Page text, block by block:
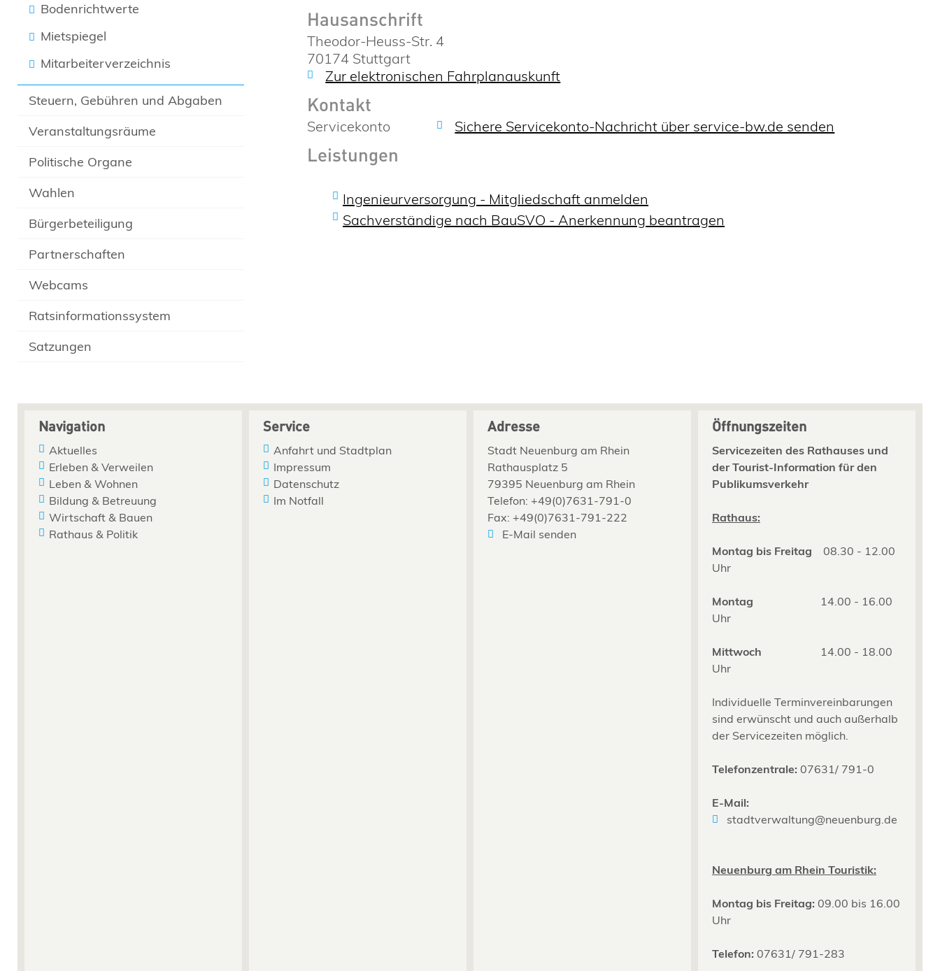
Bodenrichtwerte
Mietspiegel
Mitarbeiterverzeichnis
Steuern, Gebühren und Abgaben
Veranstaltungsräume
Politische Organe
Wahlen
Bürgerbeteiligung
Partnerschaften
Webcams
Ratsinformationssystem
Satzungen
Hausanschrift
Theodor-Heuss-Str. 4
70174 Stuttgart
Zur elektronischen Fahrplanauskunft
Kontakt
Servicekonto
Sichere Servicekonto-Nachricht über service-bw.de senden
Leistungen
Ingenieurversorgung - Mitgliedschaft anmelden
Sachverständige nach BauSVO - Anerkennung beantragen
Navigation
Aktuelles
Erleben & Verweilen
Leben & Wohnen
Bildung & Betreuung
Wirtschaft & Bauen
Rathaus & Politik
Service
Anfahrt und Stadtplan
Impressum
Datenschutz
Im Notfall
Adresse
Stadt Neuenburg am Rhein
Rathausplatz 5
79395 Neuenburg am Rhein
Telefon: +49(0)7631-791-0
Fax: +49(0)7631-791-222
E-Mail senden
Öffnungszeiten
Servicezeiten des Rathauses und
der Tourist-Information für den
Publikumsverkehr
Rathaus:
Montag bis Freitag 08.30 - 12.00
Uhr
Montag
14.00 - 16.00
Uhr
Mittwoch
14.00 - 18.00
Uhr
Individuelle Terminvereinbarungen
sind erwünscht und auch außerhalb
der Servicezeiten möglich.
Telefonzentrale: 07631/ 791-0
E-Mail:
stadtverwaltung@neuenburg.de
Neuenburg am Rhein Touristik:
Montag bis Freitag: 09.00 bis 16.00
Uhr
Telefon: 07631/ 791-283